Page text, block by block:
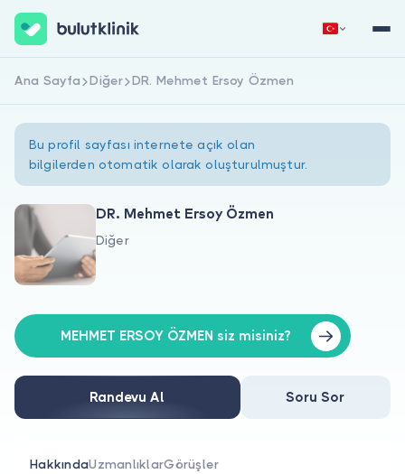
Hakkımızda
Doktorlar için
Doktor musunuz?
Hemen Kaydol Giriş Yap
Ana Sayfa Diğer DR. Mehmet Ersoy Özmen
Bu profil sayfası internete açık olan
bilgilerden otomatik olarak oluşturulmuştur.
DR. Mehmet Ersoy Özmen
Diğer
MEHMET ERSOY ÖZMEN siz misiniz?
Randevu Al Soru Sor
HakkındaUzmanlıklarGörüşler